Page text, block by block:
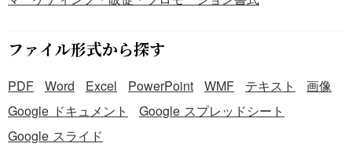
ファイル形式から探す
PDF Word Excel PowerPoint WMF テキスト
画像
Google ドキュメント
Google スプレッドシート
Google スライド